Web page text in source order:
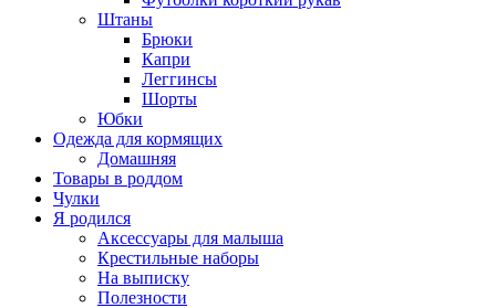
Штаны
Брюки
Капри
Леггинсы
Шорты
Юбки
Одежда для кормящих
Домашняя
Товары в роддом
Чулки
Я родился
Аксессуары для малыша
Крестильные наборы
На выписку
Полезности